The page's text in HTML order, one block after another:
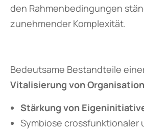
den Rahmenbedingungen
zunehmender Komplexität.
Bedeutsame Bestandteile
Vitalisierung von
Stärkung von
Symbiose crossfunktionaler